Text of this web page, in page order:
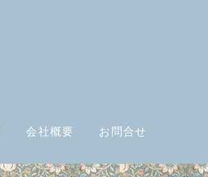
会社概要 お問合せ